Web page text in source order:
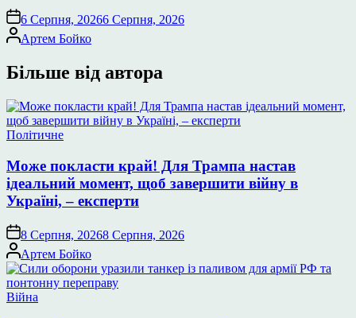
6 Серпня, 20266 Серпня, 2026
Опубліковано
Артем Бойко
Більше від автора
Опублікувати
Політичне
Може покласти край! Для Трампа настав
ідеальний момент, щоб завершити війну в
Україні, – експерти
8 Серпня, 20268 Серпня, 2026
Опубліковано
Артем Бойко
Опублікувати
Війна